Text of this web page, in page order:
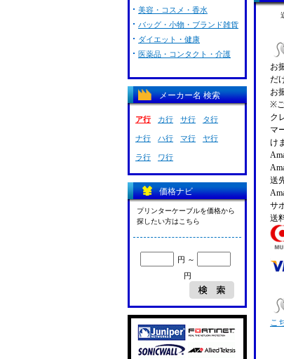
お
だ
お
※
ク
マ
け
送
サ
送
こ
美容・コスメ・香水
バッグ・小物・ブランド雑貨
ダイエット・健康
医薬品・コンタクト・介護
メーカー名 検索
ア行 カ行 サ行 タ行
ナ行 ハ行 マ行 ヤ行
ラ行 ワ行
価格ナビ
プリンターケーブルを価格から
探したい方はこちら
円 ～
円